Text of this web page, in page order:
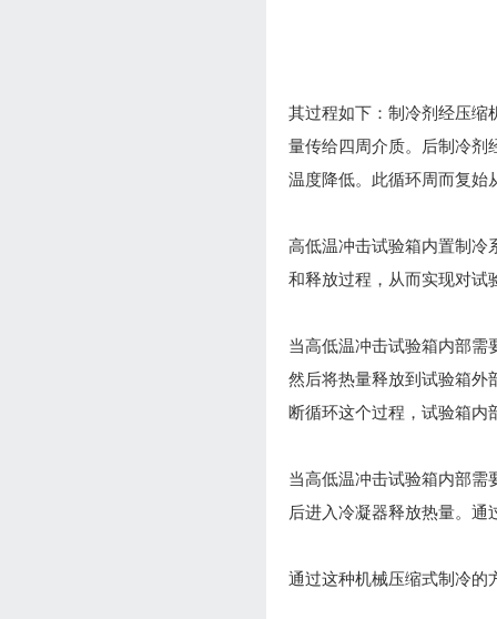
其过程如下：制冷剂经压缩
量传给四周介质。后制冷剂
温度降低。此循环周而复始
高低温冲击试验箱内置制冷
和释放过程，从而实现对试
当高低温冲击试验箱内部需
然后将热量释放到试验箱外
断循环这个过程，试验箱内
当高低温冲击试验箱内部需
后进入冷凝器释放热量。通
通过这种机械压缩式制冷的